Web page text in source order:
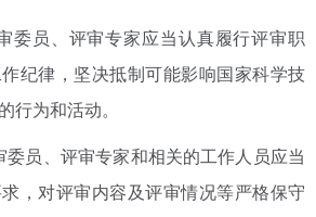
委员、评审专家应当认真履行评审职
纪律，坚决抵制可能影响国家科学技
行为和活动。
委员、评审专家和相关的工作人员应当
，对评审内容及评审情况等严格保守